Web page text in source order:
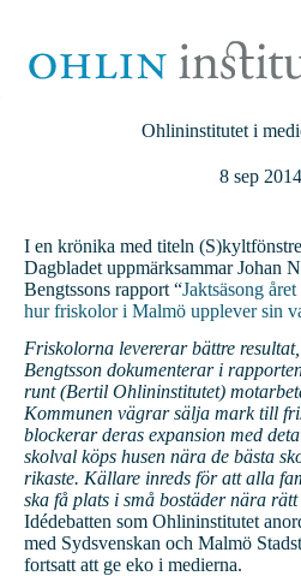
innehåll
Ohlininstitutet i
8 sep 2014
I en krönika med titeln
Dagbladet uppmärksammar Johan
Bengtssons rapport “Jaktsäsong
hur friskolor i Malmö upplever sin
Friskolorna levererar bättre
Bengtsson dokumenterar i
runt (Bertil Ohlininstitutet)
Kommunen vägrar sälja mark till
blockerar deras expansion med
skolval köps husen nära de bästa
rikaste. Källare inreds för att alla
ska få plats i små bostäder nära rätt
Idédebatten som Ohlininstitutet
med Sydsvenskan och Malmö
fortsatt att ge eko i medierna.